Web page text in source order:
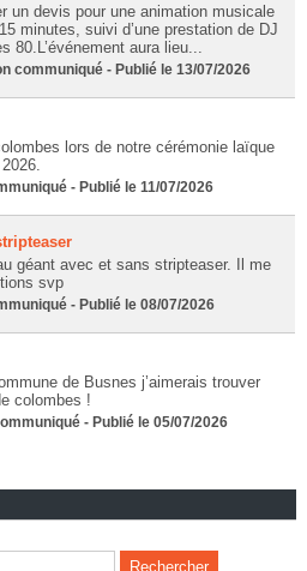
un devis pour une animation musicale
minutes, suivi d’une prestation de DJ
aura lieu...
communiqué - Publié le 13/07/2026
lors de notre cérémonie laïque
- Publié le 11/07/2026
géant avec et sans stripteaser. Il me
svp
- Publié le 08/07/2026
de Busnes j’aimerais trouver
colombes !
- Publié le 05/07/2026